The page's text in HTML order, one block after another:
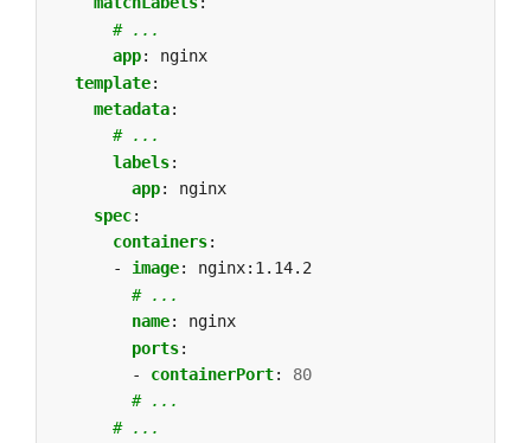
# ...
app:
nginx
template:
metadata:
# ...
labels:
app:
nginx
spec:
containers:
- image:
nginx:1.14.2
# ...
name:
nginx
ports:
- containerPort:
80
# ...
# ...